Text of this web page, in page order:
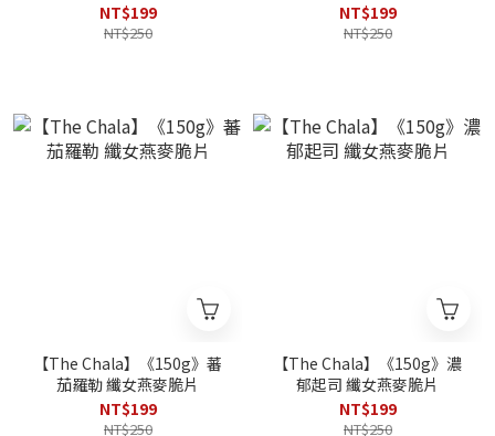
NT$199
NT$250
NT$199
NT$250
【The Chala】《150g》蕃
茄羅勒 纖女燕麥脆片
NT$199
NT$250
【The Chala】《150g》濃
郁起司 纖女燕麥脆片
NT$199
NT$250